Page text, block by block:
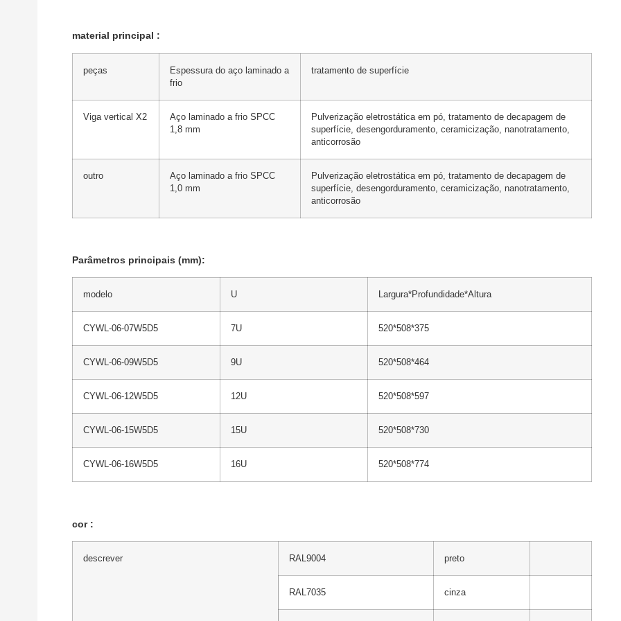
material principal :
peças
Espessura do aço laminado a
frio
tratamento de superfície
Viga vertical X2
Aço laminado a frio SPCC
1,8 mm
Pulverização eletrostática em pó, tratamento de decapagem de
superfície, desengorduramento, ceramicização, nanotratamento,
anticorrosão
outro
Aço laminado a frio SPCC
1,0 mm
Pulverização eletrostática em pó, tratamento de decapagem de
superfície, desengorduramento, ceramicização, nanotratamento,
anticorrosão
Parâmetros principais (mm):
modelo U Largura*Profundidade*Altura
CYWL-06-07W5D5 7U 520*508*375
CYWL-06-09W5D5 9U 520*508*464
CYWL-06-12W5D5 12U 520*508*597
CYWL-06-15W5D5 15U 520*508*730
CYWL-06-16W5D5 16U 520*508*774
cor :
descrever RAL9004 preto
RAL7035 cinza